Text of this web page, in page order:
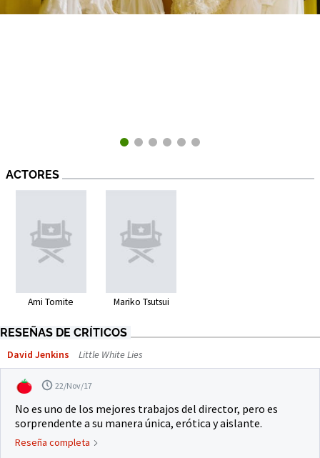
ACTORES
Ami Tomite Mariko Tsutsui
RESEÑAS DE CRÍTICOS
David Jenkins Little White Lies
22/Nov/17
No es uno de los mejores trabajos del director, pero es
sorprendente a su manera única, erótica y aislante.
Reseña completa